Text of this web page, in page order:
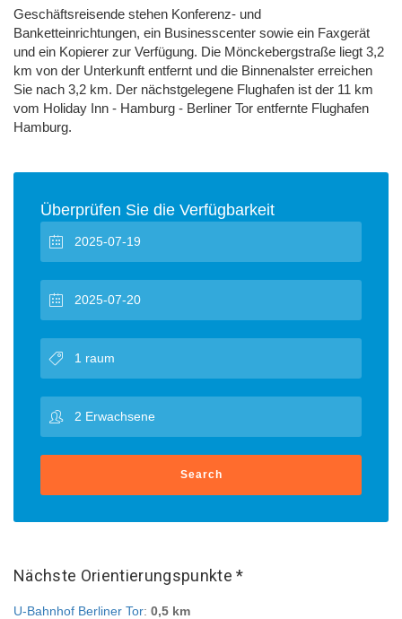
Geschäftsreisende stehen Konferenz- und
Banketteinrichtungen, ein Businesscenter sowie ein Faxgerät
und ein Kopierer zur Verfügung. Die Mönckebergstraße liegt 3,2
km von der Unterkunft entfernt und die Binnenalster erreichen
Sie nach 3,2 km. Der nächstgelegene Flughafen ist der 11 km
vom Holiday Inn - Hamburg - Berliner Tor entfernte Flughafen
Hamburg.
Überprüfen Sie die Verfügbarkeit
Search
Nächste Orientierungspunkte *
U-Bahnhof Berliner Tor: 0,5 km